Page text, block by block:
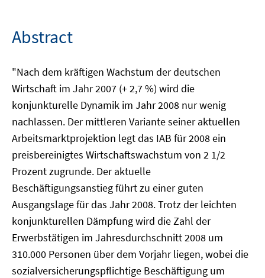
Abstract
"Nach dem kräftigen Wachstum der deutschen
Wirtschaft im Jahr 2007 (+ 2,7 %) wird die
konjunkturelle Dynamik im Jahr 2008 nur wenig
nachlassen. Der mittleren Variante seiner aktuellen
Arbeitsmarktprojektion legt das IAB für 2008 ein
preisbereinigtes Wirtschaftswachstum von 2 1/2
Prozent zugrunde. Der aktuelle
Beschäftigungsanstieg führt zu einer guten
Ausgangslage für das Jahr 2008. Trotz der leichten
konjunkturellen Dämpfung wird die Zahl der
Erwerbstätigen im Jahresdurchschnitt 2008 um
310.000 Personen über dem Vorjahr liegen, wobei die
sozialversicherungspflichtige Beschäftigung um